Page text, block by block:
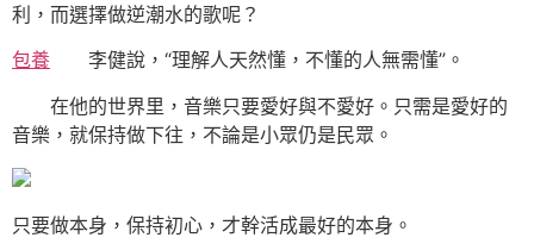
利，而選擇做逆潮水的歌呢？
包養 李健說，“理解人天然懂，不懂的人無需懂”。
在他的世界里，音樂只要愛好與不愛好。只需是愛好的
音樂，就保持做下往，不論是小眾仍是民眾。
只要做本身，保持初心，才幹活成最好的本身。